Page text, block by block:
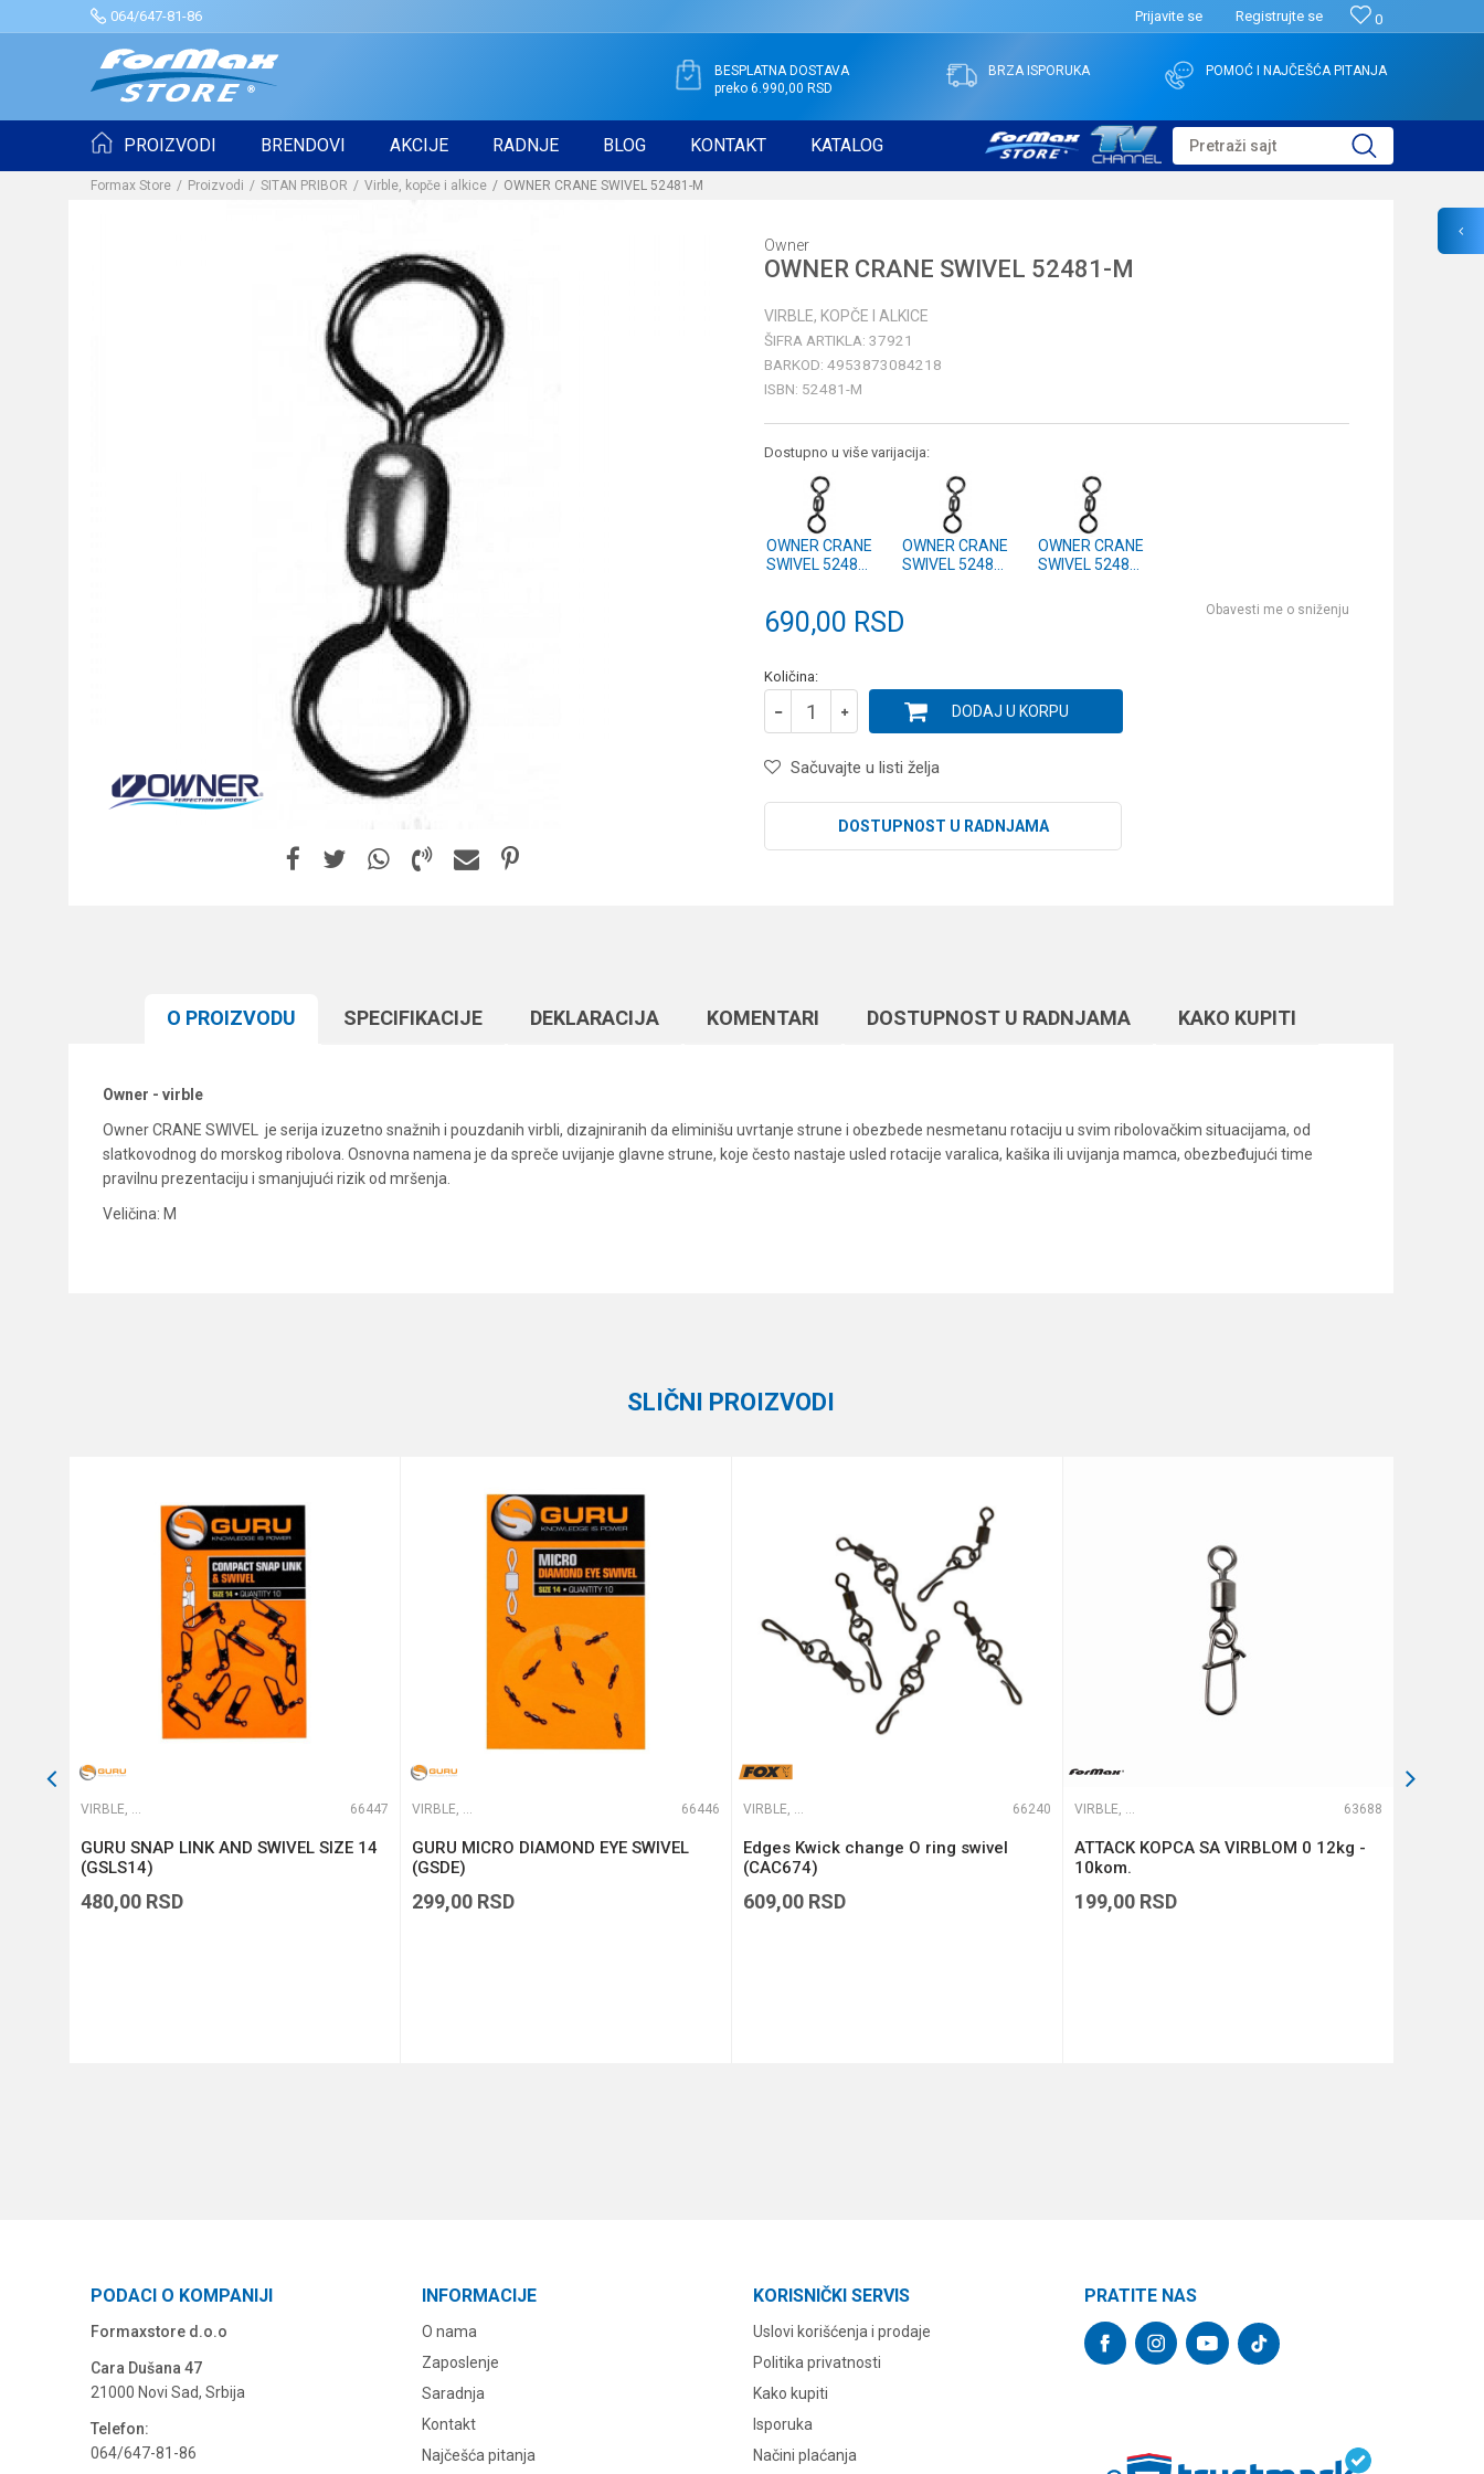
064/647-81-86 0
Prijavite se Registrujte se
BESPLATNA DOSTAVA
preko 6.990,00 RSD
BRZA ISPORUKA POMOĆ I NAJČEŠĆA PITANJA
PROIZVODI BRENDOVI AKCIJE RADNJE BLOG KONTAKT KATALOG Pretraži sajt
Formax Store Proizvodi SITAN PRIBOR Virble, kopče i alkice OWNER CRANE SWIVEL 52481-M
Owner
OWNER CRANE SWIVEL 52481-M
VIRBLE, KOPČE I ALKICE
ŠIFRA ARTIKLA: 37921
BARKOD: 4953873084218
ISBN: 52481-M
Dostupno u više varijacija:
OWNER CRANE
SWIVEL 52481-
OWNER CRANE
SWIVEL 52481-
OWNER CRANE
SWIVEL 52481-
690,00 RSD Obavesti me o sniženju
Količina:
DODAJ U KORPU
Sačuvajte u listi želja
DOSTUPNOST U RADNJAMA
O PROIZVODU SPECIFIKACIJЕ DEKLARACIJA KOMENTARI DOSTUPNOST U RADNJAMA KAKO KUPITI
Owner - virble
Owner CRANE SWIVEL je serija izuzetno snažnih i pouzdanih virbli, dizajniranih da eliminišu uvrtanje strune i obezbede nesmetanu rotaciju u svim ribolovačkim situacijama, od
slatkovodnog do morskog ribolova. Osnovna namena je da spreče uvijanje glavne strune, koje često nastaje usled rotacije varalica, kašika ili uvijanja mamca, obezbeđujući time
pravilnu prezentaciju i smanjujući rizik od mršenja.
Veličina: M
Anti-spam zaštita - izračunajte koliko je 9 - 4 :
SLIČNI PROIZVODI
VIRBLE, KOPČE I ALKICE 66447
GURU SNAP LINK AND SWIVEL SIZE 14
(GSLS14)
480,00 RSD
VIRBLE, KOPČE I ALKICE 66446
GURU MICRO DIAMOND EYE SWIVEL
(GSDE)
299,00 RSD
VIRBLE, KOPČE I ALKICE 66240
Edges Kwick change O ring swivel
(CAC674)
609,00 RSD
VIRBLE, KOPČE I ALKICE 63688
ATTACK KOPCA SA VIRBLOM 0 12kg -
10kom.
199,00 RSD
PODACI O KOMPANIJI
Formaxstore d.o.o
Cara Dušana 47
21000 Novi Sad, Srbija
Telefon:
064/647-81-86
INFORMACIJE
O nama
Zaposlenje
Saradnja
Kontakt
Najčešća pitanja
KORISNIČKI SERVIS
Uslovi korišćenja i prodaje
Politika privatnosti
Kako kupiti
Isporuka
Načini plaćanja
PRATITE NAS